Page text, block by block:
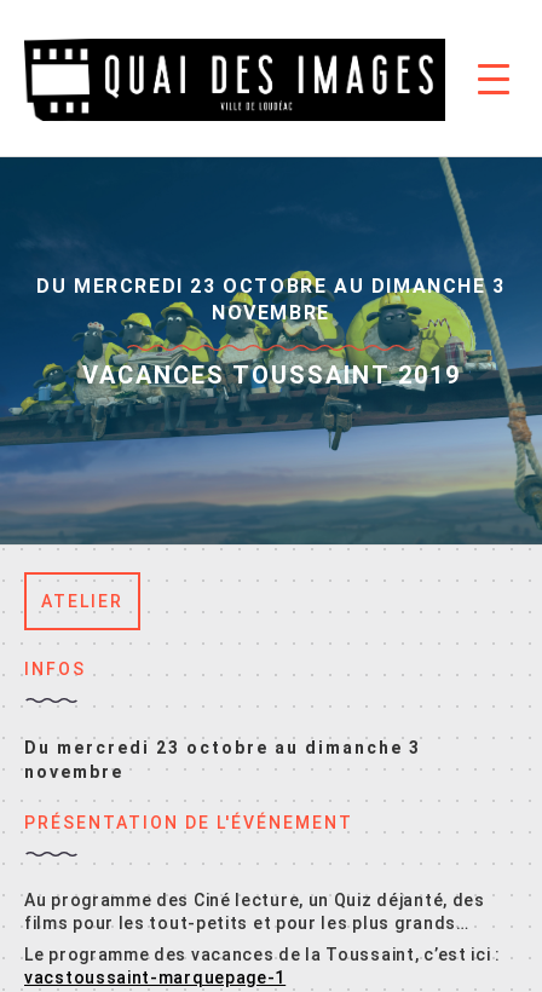
DU MERCREDI 23 OCTOBRE AU DIMANCHE 3
NOVEMBRE
VACANCES TOUSSAINT 2019
ATELIER
INFOS
Du mercredi 23 octobre au dimanche 3
novembre
PRÉSENTATION DE L'ÉVÉNEMENT
Au programme des Ciné lecture, un Quiz déjanté, des
films pour les tout-petits et pour les plus grands…
Le programme des vacances de la Toussaint, c’est ici :
vacstoussaint-marquepage-1